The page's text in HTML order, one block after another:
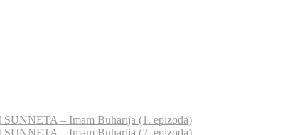
– Imam Buharija (1. epizoda)
– Imam Buharija (2. epizoda)